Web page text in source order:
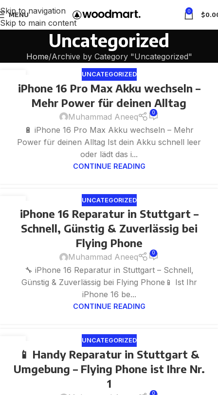
Skip to navigation
Skip to main content
MENU 0 $
Uncategorized
Home Archive by Category "Uncategorized"
JUN
UNCATEGORIZED
iPhone 16 Pro Max Akku wechseln –
Mehr Power für deinen Alltag
Muhammad Aneeq 0
🔋 iPhone 16 Pro Max Akku wechseln – Mehr
Power für deinen Alltag Ist dein Akku schnell leer
oder lädt das i...
CONTINUE READING
UNCATEGORIZED
iPhone 16 Reparatur in Stuttgart –
Schnell, Günstig & Zuverlässig bei
Flying Phone
Muhammad Aneeq 0
🔧 iPhone 16 Reparatur in Stuttgart – Schnell,
Günstig & Zuverlässig bei Flying Phone📱 Ist Ihr
iPhone 16 be...
CONTINUE READING
UNCATEGORIZED
📱 Handy Reparatur in Stuttgart &
Umgebung – Flying Phone ist Ihre Nr.
1
0